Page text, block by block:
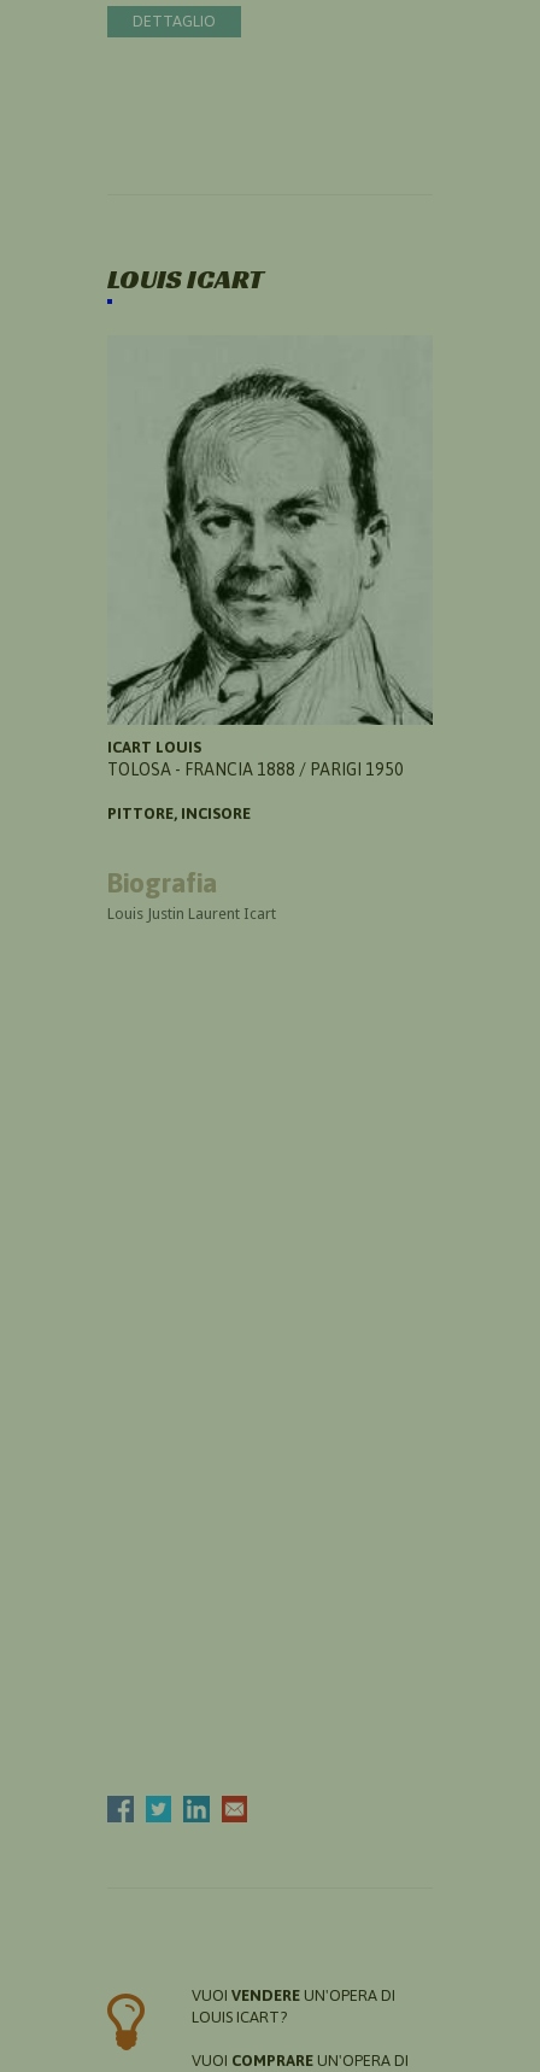
DETTAGLIO
LOUIS ICART
ICART LOUIS
TOLOSA - FRANCIA 1888 / PARIGI 1950
PITTORE, INCISORE
Biografia
Louis Justin Laurent Icart
VUOI VENDERE UN'OPERA DI
LOUIS ICART?
VUOI COMPRARE UN'OPERA DI